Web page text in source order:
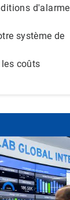
d'alarme
système de
coûts